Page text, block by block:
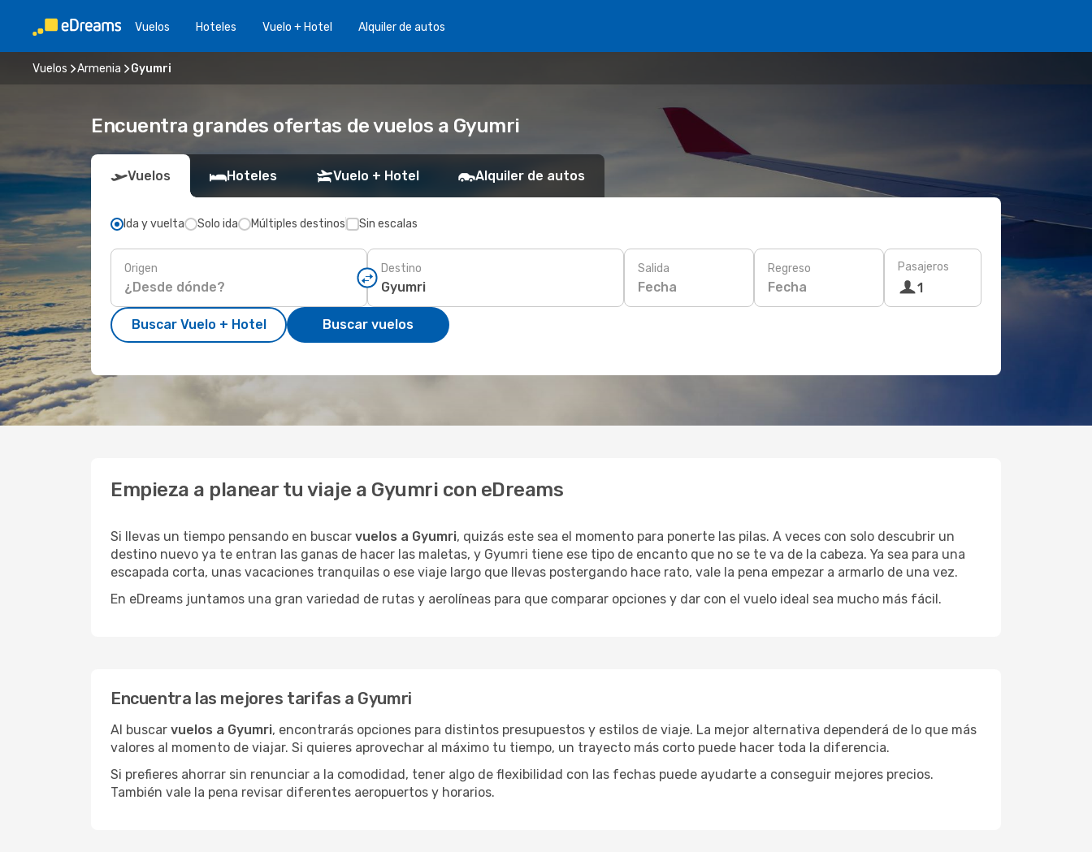
Vuelos Hoteles Vuelo + Hotel Alquiler de autos
Vuelos Armenia Gyumri
Encuentra grandes ofertas de vuelos a Gyumri
Vuelos Hoteles Vuelo + Hotel Alquiler de autos
Ida y vuelta Solo ida Múltiples destinos Sin escalas
Origen Destino Salida
Fecha
Regreso
Fecha
Pasajeros
1
Buscar Vuelo + Hotel Buscar vuelos
Empieza a planear tu viaje a Gyumri con eDreams
Si llevas un tiempo pensando en buscar vuelos a Gyumri, quizás este sea el momento para ponerte las pilas. A veces con solo descubrir un
destino nuevo ya te entran las ganas de hacer las maletas, y Gyumri tiene ese tipo de encanto que no se te va de la cabeza. Ya sea para una
escapada corta, unas vacaciones tranquilas o ese viaje largo que llevas postergando hace rato, vale la pena empezar a armarlo de una vez.
En eDreams juntamos una gran variedad de rutas y aerolíneas para que comparar opciones y dar con el vuelo ideal sea mucho más fácil.
Encuentra las mejores tarifas a Gyumri
Al buscar vuelos a Gyumri, encontrarás opciones para distintos presupuestos y estilos de viaje. La mejor alternativa dependerá de lo que más
valores al momento de viajar. Si quieres aprovechar al máximo tu tiempo, un trayecto más corto puede hacer toda la diferencia.
Si prefieres ahorrar sin renunciar a la comodidad, tener algo de flexibilidad con las fechas puede ayudarte a conseguir mejores precios.
También vale la pena revisar diferentes aeropuertos y horarios.